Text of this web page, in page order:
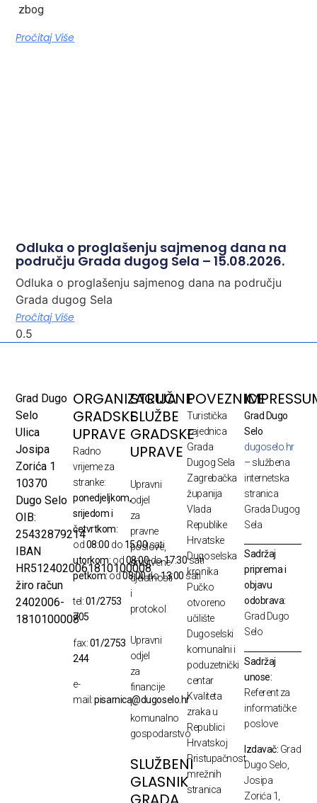
zbog
Pročitaj Više
Odluka o proglašenju sajmenog dana na
području Grada dugog Sela – 15.08.2026.
Odluka o proglašenju sajmenog dana na području
Grada dugog Sela
Pročitaj Više
Grad Dugo
Selo
Ulica
Josipa
Zorića 1
10370
Dugo Selo
OIB:
25432879214
IBAN
HR5124020061810100008
žiro račun
2402006-
1810100008
ORGANIZACIJA
GRADSKE
UPRAVE
Radno
vrijeme za
stranke:
ponedjeljkom,
srijedom i
četvrtkom:
od08:00 do 15:00sati
utorkom: od08:00do17:30sati
petkom:od08:00do13:00 sati
tel:01/2753
705
fax:01/2753
244
e-
mail:pisarnica@dugoselo.hr
STRUČNE
SLUŽBE
GRADSKE
UPRAVE
Upravni
odjel
za
pravne
poslove,
društvene
djelatnosti
i
protokol
Upravni
odjel
za
financije
i
komunalno
gospodarstvo
SLUŽBENI
GLASNIK
POVEZNICE
Turistička
zajednica
Grada
Dugog Sela
Zagrebačka
županija
Vlada
Republike
Hrvatske
Dugoselska
kronika
Pučko
otvoreno
učilište
Dugoselski
komunalni i
poduzetnički
centar
Kvaliteta
zraka u
Republici
Hrvatskoj
Pristupačnost
mrežnih
stranica
Grad Dugo
Selo
dugoselo.hr
– službena
internetska
stranica
Grada Dugog
Sela
Sadržaj
priprema i
objavu
odobrava:
Grad Dugo
Selo
Sadržaj
unose:
Referent za
informatičke
poslove
Izdavač: Grad
Dugo Selo,
Josipa
Zorića 1,